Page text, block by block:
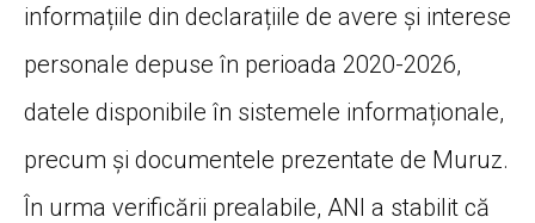
informațiile din declarațiile de avere și interese
personale depuse în perioada 2020-2026,
datele disponibile în sistemele informaționale,
precum și documentele prezentate de Muruz.
În urma verificării prealabile, ANI a stabilit că